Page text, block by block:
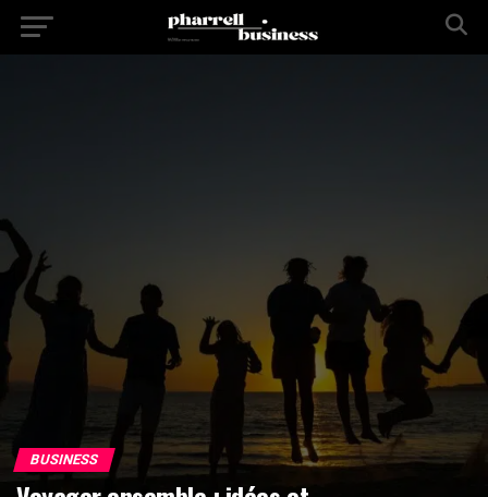
BUSINESS